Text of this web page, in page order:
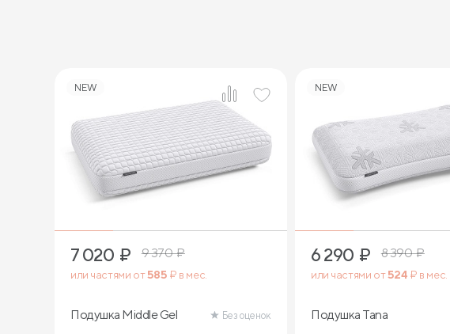
NEW
1
7 020 ₽ 9 370₽
или частями от585 ₽ в мес.
Подушка Middle Gel Без оценок
NEW
2
6 290 ₽ 8 390₽
или частями от524 ₽ в мес.
Подушка Tana